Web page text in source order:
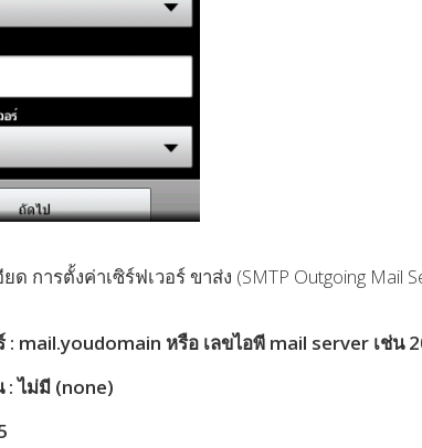
ด การตั้งค่าเซิร์ฟเวอร์ ขาส่ง (SMTP Outgoing Mail
: mail.youdomain หรือ เลขไอพี mail server เช่น
ไม่มี (none)